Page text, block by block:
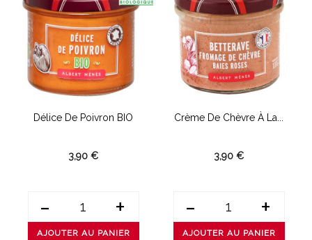
Délice De Poivron BIO
3,90 €
- +
AJOUTER AU PANIER
Crème De Chèvre À La...
3,90 €
- +
AJOUTER AU PANIER